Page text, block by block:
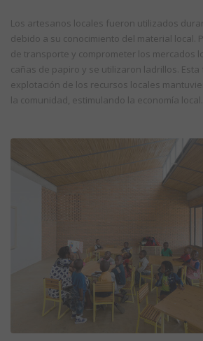
Los artesanos locales fueron utilizados
debido a su conocimiento del material local.
de transporte y comprometer los mercados
cañas de papiro y se utilizaron ladrillos. Esta
explotación de los recursos locales
la comunidad, estimulando la economía local.